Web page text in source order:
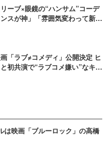
ーブ×眼鏡の“ハンサム”コーデ
スが神」「雰囲気変わって新
「ラブ≠コメディ」公開決定 ヒ
初共演で“ラブコメ嫌い”なキラ
は映画「ブルーロック」の高橋